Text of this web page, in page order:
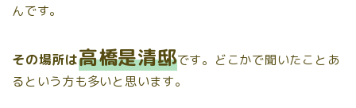
んです。
その場所は高橋是清邸です。どこかで聞いたことあ
るという方も多いと思います。